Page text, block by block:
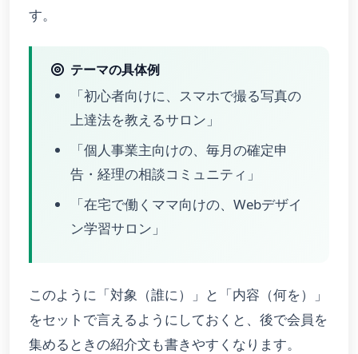
す。
テーマの具体例
「初心者向けに、スマホで撮る写真の
上達法を教えるサロン」
「個人事業主向けの、毎月の確定申
告・経理の相談コミュニティ」
「在宅で働くママ向けの、Webデザイ
ン学習サロン」
このように「対象（誰に）」と「内容（何を）」
をセットで言えるようにしておくと、後で会員を
集めるときの紹介文も書きやすくなります。